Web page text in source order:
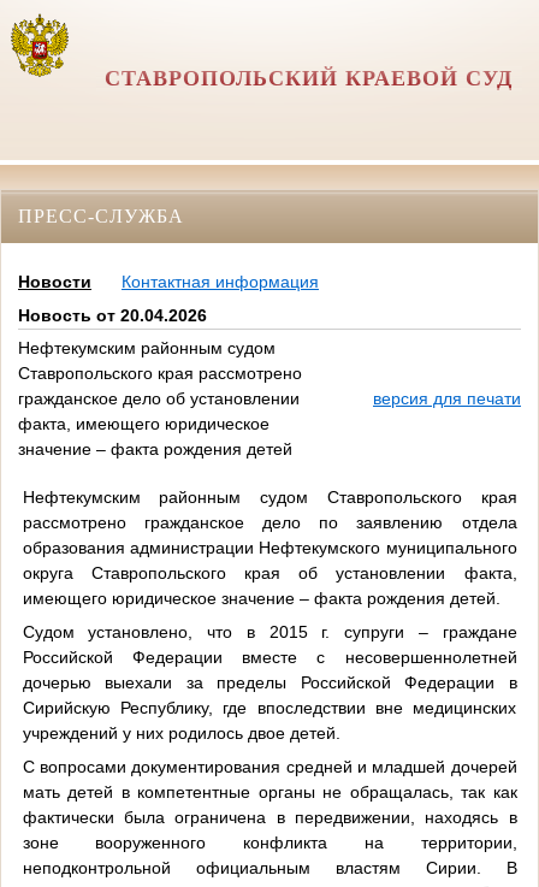
СТАВРОПОЛЬСКИЙ КРАЕВОЙ СУД
ПРЕСС-СЛУЖБА
Новости
Контактная информация
Новость от 20.04.2026
Нефтекумским районным судом
Ставропольского края рассмотрено
гражданское дело об установлении
факта, имеющего юридическое
значение – факта рождения детей
версия для печати
Нефтекумским районным судом Ставропольского края
рассмотрено гражданское дело по заявлению отдела
образования администрации Нефтекумского муниципального
округа Ставропольского края об установлении факта,
имеющего юридическое значение – факта рождения детей.
Судом установлено, что в 2015 г. супруги – граждане
Российской Федерации вместе с несовершеннолетней
дочерью выехали за пределы Российской Федерации в
Сирийскую Республику, где впоследствии вне медицинских
учреждений у них родилось двое детей.
С вопросами документирования средней и младшей дочерей
мать детей в компетентные органы не обращалась, так как
фактически была ограничена в передвижении, находясь в
зоне вооруженного конфликта на территории,
неподконтрольной официальным властям Сирии. В